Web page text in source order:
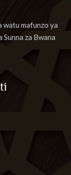
watu mafunzo ya
za Bwana